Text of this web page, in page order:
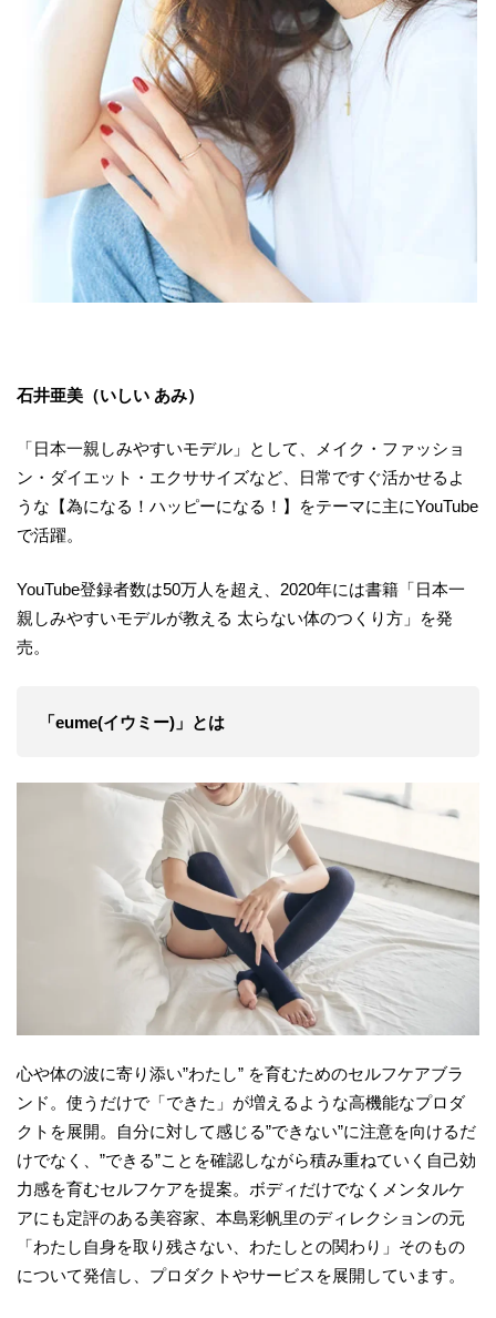
石井亜美（いしい あみ）
「日本一親しみやすいモデル」として、メイク・ファッショ
ン・ダイエット・エクササイズなど、日常ですぐ活かせるよ
うな【為になる！ハッピーになる！】をテーマに主にYouTube
で活躍。
YouTube登録者数は50万人を超え、2020年には書籍「日本一
親しみやすいモデルが教える 太らない体のつくり方」を発
売。
⁡「eume(イウミー)」とは
心や体の波に寄り添い”わたし” を育むためのセルフケアブラ
ンド。使うだけで「できた」が増えるような高機能なプロダ
クトを展開。自分に対して感じる”できない”に注意を向けるだ
けでなく、”できる”ことを確認しながら積み重ねていく自己効
力感を育むセルフケアを提案。ボディだけでなくメンタルケ
アにも定評のある美容家、本島彩帆里のディレクションの元
「わたし自身を取り残さない、わたしとの関わり」そのもの
について発信し、プロダクトやサービスを展開しています。